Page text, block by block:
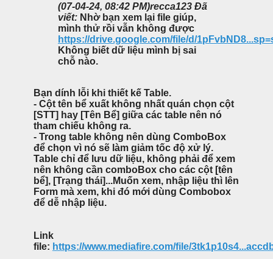
(07-04-24, 08:42 PM)recca123 Đã
viết: Nhờ bạn xem lại file giúp,
mình thử rồi vẫn không được
https://drive.google.com/file/d/
Không biết dữ liệu mình bị sai
chỗ nào.
Bạn dính lỗi khi thiết kế Table.
- Cột tên bể xuất không nhất quán chọn cột
[STT] hay [Tên Bể] giữa các table nên nó
tham chiếu không ra.
- Trong table không nên dùng ComboBox
để chọn vì nó sẽ làm giảm tốc độ xử lý.
Table chỉ để lưu dữ liệu, không phải để xem
nên không cần comboBox cho các cột [tên
bể], [Trạng thái]...Muốn xem, nhập liệu thì lên
Form mà xem, khi đó mới dùng Combobox
để dễ nhập liệu.
Link
file: https://www.mediafire.com/file/